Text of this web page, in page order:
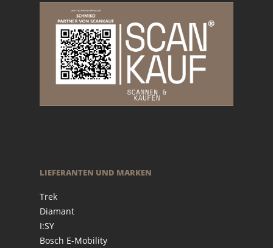
LIEFERANTEN UND MARKEN
Trek
Diamant
I:SY
Bosch E-Mobility